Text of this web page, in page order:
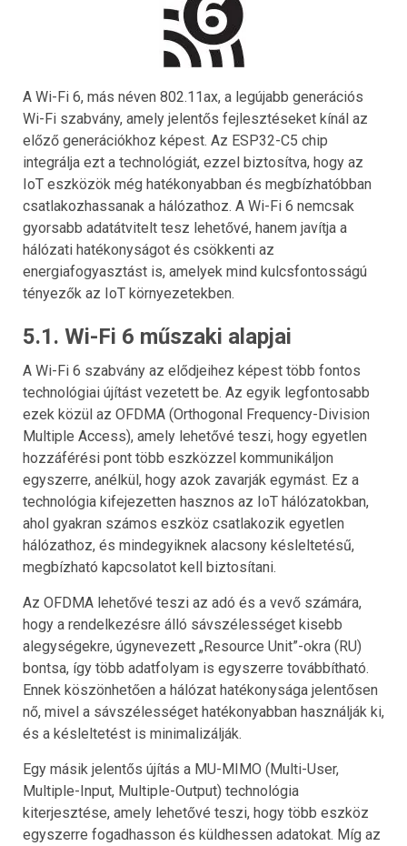
A Wi-Fi 6, más néven 802.11ax, a legújabb generációs
Wi-Fi szabvány, amely jelentős fejlesztéseket kínál az
előző generációkhoz képest. Az ESP32-C5 chip
integrálja ezt a technológiát, ezzel biztosítva, hogy az
IoT eszközök még hatékonyabban és megbízhatóbban
csatlakozhassanak a hálózathoz. A Wi-Fi 6 nemcsak
gyorsabb adatátvitelt tesz lehetővé, hanem javítja a
hálózati hatékonyságot és csökkenti az
energiafogyasztást is, amelyek mind kulcsfontosságú
tényezők az IoT környezetekben.
5.1. Wi-Fi 6 műszaki alapjai
A Wi-Fi 6 szabvány az elődjeihez képest több fontos
technológiai újítást vezetett be. Az egyik legfontosabb
ezek közül az OFDMA (Orthogonal Frequency-Division
Multiple Access), amely lehetővé teszi, hogy egyetlen
hozzáférési pont több eszközzel kommunikáljon
egyszerre, anélkül, hogy azok zavarják egymást. Ez a
technológia kifejezetten hasznos az IoT hálózatokban,
ahol gyakran számos eszköz csatlakozik egyetlen
hálózathoz, és mindegyiknek alacsony késleltetésű,
megbízható kapcsolatot kell biztosítani.
Az OFDMA lehetővé teszi az adó és a vevő számára,
hogy a rendelkezésre álló sávszélességet kisebb
alegységekre, úgynevezett „Resource Unit”-okra (RU)
bontsa, így több adatfolyam is egyszerre továbbítható.
Ennek köszönhetően a hálózat hatékonysága jelentősen
nő, mivel a sávszélességet hatékonyabban használják ki,
és a késleltetést is minimalizálják.
Egy másik jelentős újítás a MU-MIMO (Multi-User,
Multiple-Input, Multiple-Output) technológia
kiterjesztése, amely lehetővé teszi, hogy több eszköz
egyszerre fogadhasson és küldhessen adatokat. Míg az